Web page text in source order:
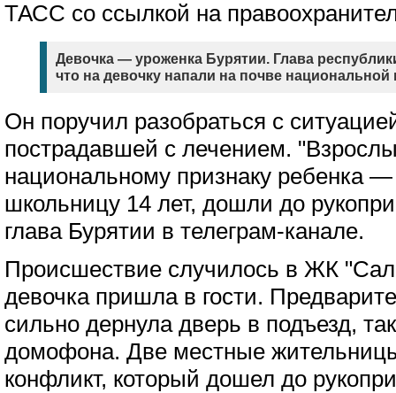
ТАСС со ссылкой на
Девочка — уроженка Бурятии. Глава
что на девочку напали на почве национальной
Он поручил разобраться с
пострадавшей с лечением.
национальному признаку ребенка
школьницу 14 лет, дошли до
глава Бурятии в телеграм-канале.
Происшествие случилось в ЖК
девочка пришла в гости.
сильно дернула дверь в подъезд,
домофона. Две местные
конфликт, который дошел до